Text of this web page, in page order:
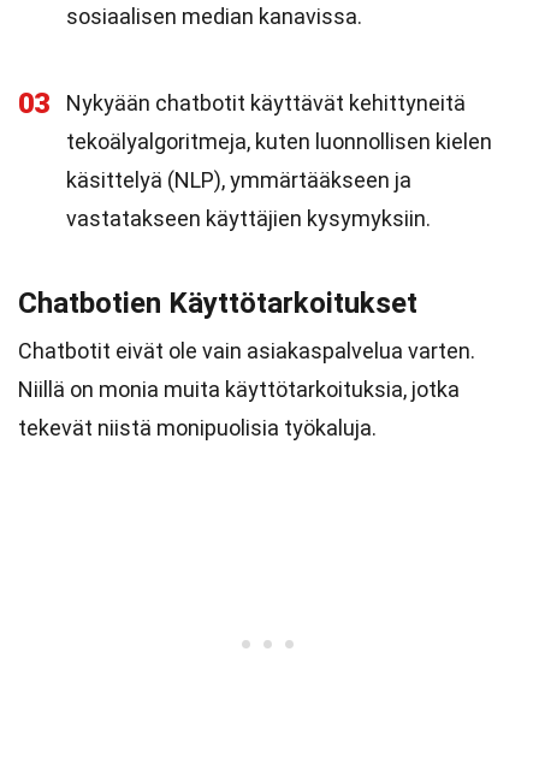
sosiaalisen median kanavissa.
03
Nykyään chatbotit käyttävät kehittyneitä
tekoälyalgoritmeja, kuten luonnollisen kielen
käsittelyä (NLP), ymmärtääkseen ja
vastatakseen käyttäjien kysymyksiin.
Chatbotien Käyttötarkoitukset
Chatbotit eivät ole vain asiakaspalvelua varten.
Niillä on monia muita käyttötarkoituksia, jotka
tekevät niistä monipuolisia työkaluja.